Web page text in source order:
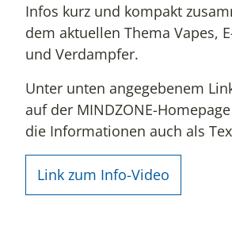
Infos kurz und kompakt
dem aktuellen Thema Vapes,
und Verdampfer.
Unter unten angegebenem
auf der MINDZONE-
die Informationen auch als
Link zum Info-Video